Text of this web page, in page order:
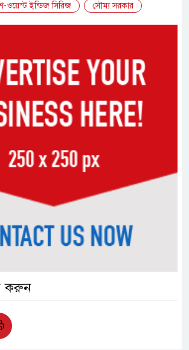
ওয়েস্ট ইন্ডিজ সিরিজ সৌম্য সরকার
করুন